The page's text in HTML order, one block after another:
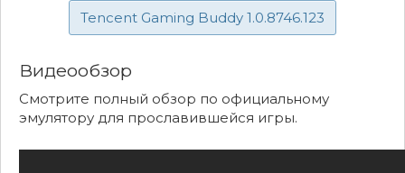
Tencent Gaming Buddy 1.0.8746.123
Видеообзор
Смотрите полный обзор по официальному
эмулятору для прославившейся игры.